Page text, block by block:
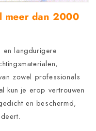
meer dan 2000
langdurigere
zowel professionals
kun je erop vertrouwen
en beschermd,